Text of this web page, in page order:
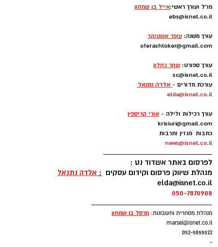
עקבו באינסטגרם
מו"ל ועורך ראשי:אייל בן שמחון
ebs@isnet.co.il
עורך משנה: עופר אשטוקר
oferashtoker@gmail.com
עורך ספורט: שחר כחלון
sc@isnet.co.il
עורכת מדורים - אלדה נתנאל
elda@isnet.co.il
עורך רכילות ולילה - אורי קריספין
krisiuri@gmail.com
כתבות מגזין ותרבות
news@isnet.co.il
____________________________
לפרסום באתר אשדוד נט :
מנהלת שיווק פרסום וקידום עסקים : אלדה נתנאל
elda@isnet.co.il
050-7870908
_______________________________
מנהלת מסחרית וחשבונות: מרסל בן שמחון
marsel@isnet.co.il
052-5855522
-